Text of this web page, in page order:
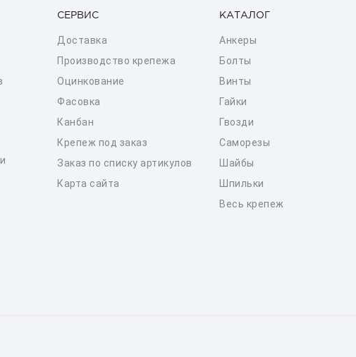
СЕРВИС
Доставка
Производство крепежа
Оцинкование
Фасовка
Канбан
Крепеж под заказ
Заказ по списку артикулов
Карта сайта
КАТАЛОГ
Анкеры
Болты
Винты
Гайки
Гвозди
Саморезы
Шайбы
Шпильки
Весь крепеж